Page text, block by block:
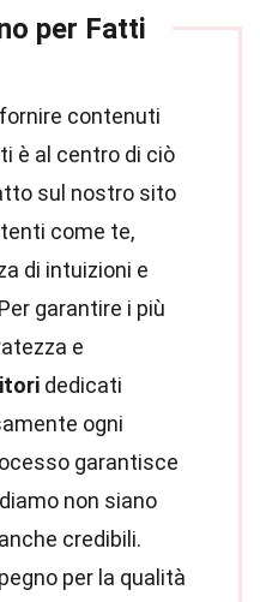
per Fatti
contenuti
è al centro di ciò
sul nostro sito
come te,
di intuizioni e
garantire i più
e
dedicati
ogni
garantisce
non siano
credibili.
per la qualità